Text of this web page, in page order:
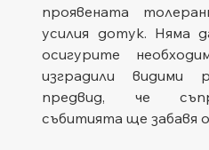
проявената
усилия дотук. Няма
осигурите
изградили видими
предвид, че